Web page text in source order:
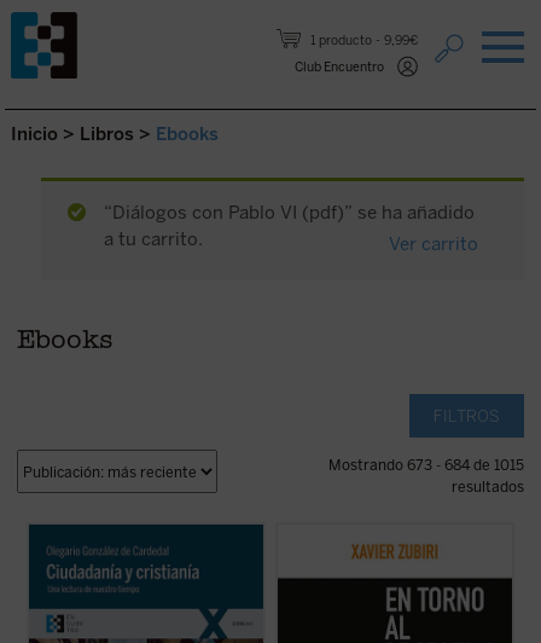
1 producto
9,99€
Club Encuentro
Saltar al contenido.
Inicio > Libros > Ebooks
“Diálogos con Pablo VI (pdf)” se ha añadido
a tu carrito.
Ver carrito
Ebooks
FILTROS
Mostrando 673 - 684 de 1015
resultados
hacer, los ciudadanos tenemos siempre la
sociedad por configurar y los cristianos
tenemos siempre nuestra fe por realizar.
existente entre estos órdenes: Humanidad,
...(ver ficha)
Este ensayo clásico de Zubiri constituye
una de las mejores introducciones a su
en edición separada, permitirá al lector
apreciar en todo su valor la originaria
formulación de la idea de religación, ...